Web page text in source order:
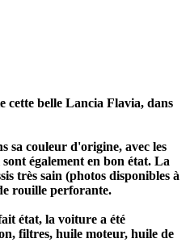
cette belle Lancia Flavia, dans
sa couleur d'origine, avec les
également en bon état. La
très sain (photos disponibles à
rouille perforante.
état, la voiture a été
filtres, huile moteur, huile de